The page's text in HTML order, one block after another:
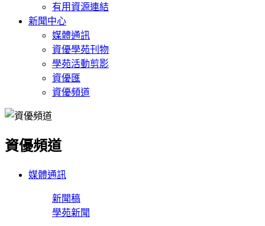
有用資源連結
新聞中心
媒體通訊
資優學苑刊物
學苑活動剪影
資優匯
資優頻道
資優頻道
媒體通訊
新聞稿
學苑新聞